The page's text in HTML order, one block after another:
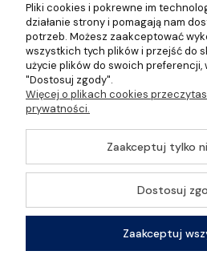
©2026 Wszelkie Prawa Zastrzeżone |
Wyposażenie gastronomii,
Szablon Master by
Pokaż pełną
Sklep internetowy
Pliki cookies i pokrewne im
działanie strony i pomagają nam
potrzeb. Możesz zaakceptować
wszystkich tych plików i przejść do
użycie plików do swoich preferencji,
"Dostosuj zgody".
Więcej o plikach cookies
prywatności.
Zaakceptuj tylko
Dostosuj
Zaakceptuj